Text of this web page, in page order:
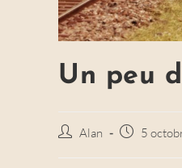
Un peu
Auteur/autrice
Alan
Post 5